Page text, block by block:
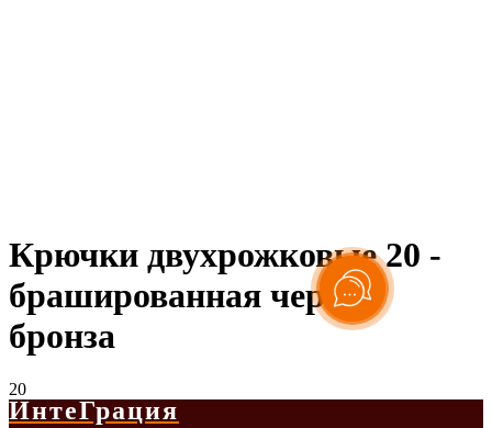
Крючки двухрожковые 20 -
брашированная черная
бронза
20
ИнтеГрация